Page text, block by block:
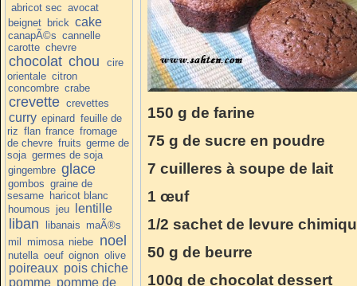
abricot sec avocat
beignet brick cake
canapÃ©s cannelle
carotte chevre
chocolat chou
cire
orientale citron
concombre crabe
crevette crevettes
curry epinard feuille de
riz flan france fromage
de chevre fruits germe de
soja germes de soja
gingembre glace
gombos graine de
sesame haricot blanc
houmous jeu lentille
liban libanais maÃ®s
mil mimosa niebe noel
nutella oeuf oignon olive
poireaux pois chiche
pomme pomme de
150 g de farine
75 g de sucre en poudre
7 cuilleres à soupe de lait
1 œuf
1/2 sachet de levure
50 g de beurre
100g de chocolat dessert